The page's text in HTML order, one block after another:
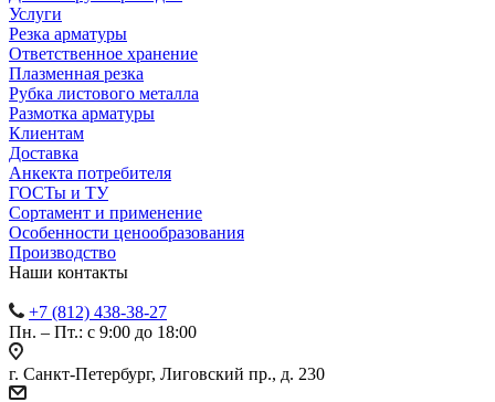
Услуги
Резка арматуры
Ответственное хранение
Плазменная резка
Рубка листового металла
Размотка арматуры
Клиентам
Доставка
Анкекта потребителя
ГОСТы и ТУ
Сортамент и применение
Особенности ценообразования
Производство
Наши контакты
+7 (812) 438-38-27
Пн. – Пт.: с 9:00 до 18:00
г. Санкт-Петербург, Лиговский пр., д. 230